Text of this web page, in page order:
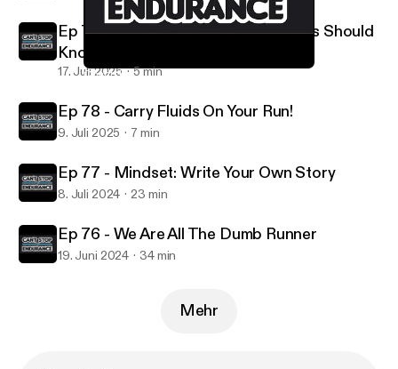
Coach Kevin Coffee Break #1 - LOOK UP
Ep 79: How's The Weather? Runners Should
Know.
17. Juli 2025 5 min
Ep 78 - Carry Fluids On Your Run!
9. Juli 2025 7 min
Ep 77 - Mindset: Write Your Own Story
8. Juli 2024 23 min
Ep 76 - We Are All The Dumb Runner
19. Juni 2024 34 min
Mehr